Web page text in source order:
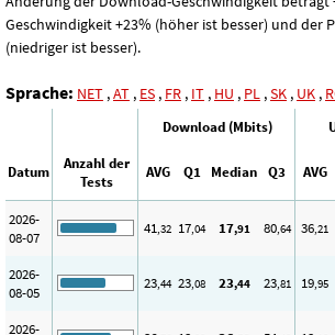
Geschwindigkeit +23% (höher ist besser) und der
(niedriger ist besser).
Sprache: NET ,AT , ES , FR , IT , HU , PL ,SK , UK ,
Download (Mbits)
Datum
Anzahl der
Tests
AVG Q1 Median Q3 AVG
2026-
08-07
41,32 17,04 17,91 80,64 36,21
2026-
08-05
23,44 23,08 23,44 23,81 19,95
2026-